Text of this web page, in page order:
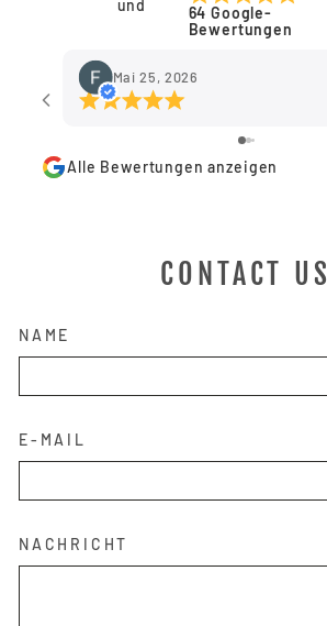
64 Google-
Bewertungen
Mai 25, 2026
Alle Bewertungen anzeigen
CONTACT US
NAME
E-MAIL
NACHRICHT